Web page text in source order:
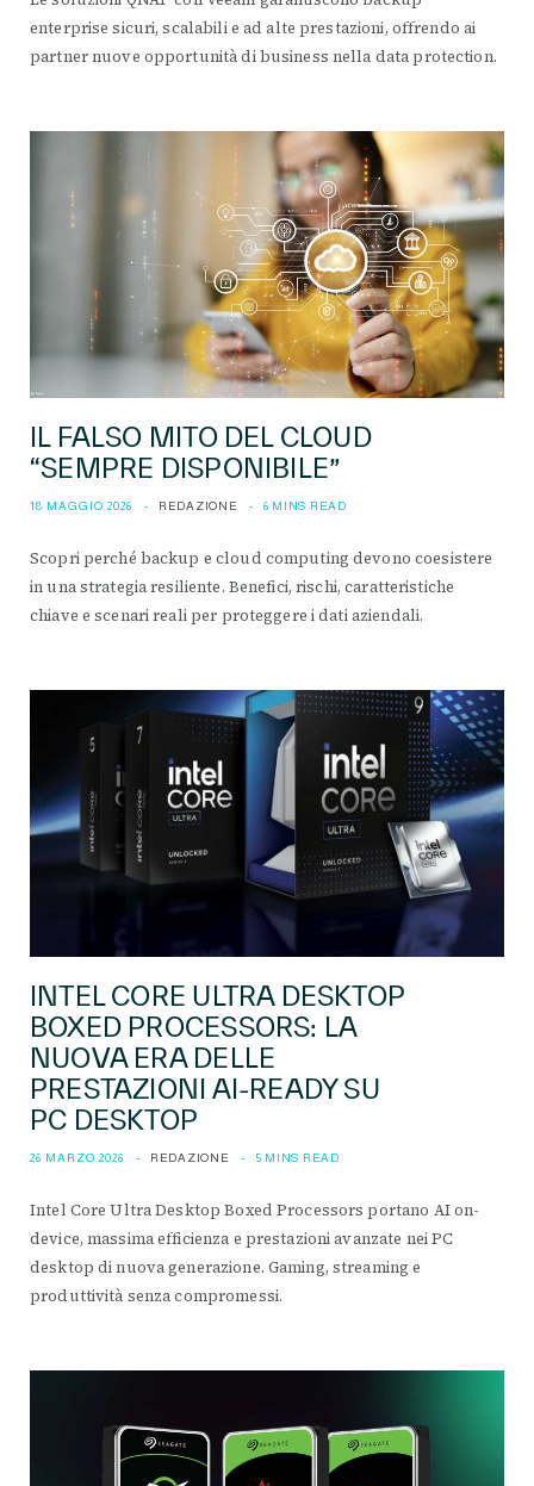
enterprise sicuri, scalabili e ad alte prestazioni, offrendo ai
partner nuove opportunità di business nella data protection.
IL FALSO MITO DEL CLOUD
“SEMPRE DISPONIBILE”
18 MAGGIO 2026 REDAZIONE 6 MINS READ
Scopri perché backup e cloud computing devono coesistere
in una strategia resiliente. Benefici, rischi, caratteristiche
chiave e scenari reali per proteggere i dati aziendali.
INTEL CORE ULTRA DESKTOP
BOXED PROCESSORS: LA
NUOVA ERA DELLE
PRESTAZIONI AI-READY SU
PC DESKTOP
26 MARZO 2026 REDAZIONE 5 MINS READ
Intel Core Ultra Desktop Boxed Processors portano AI on-
device, massima efficienza e prestazioni avanzate nei PC
desktop di nuova generazione. Gaming, streaming e
produttività senza compromessi.